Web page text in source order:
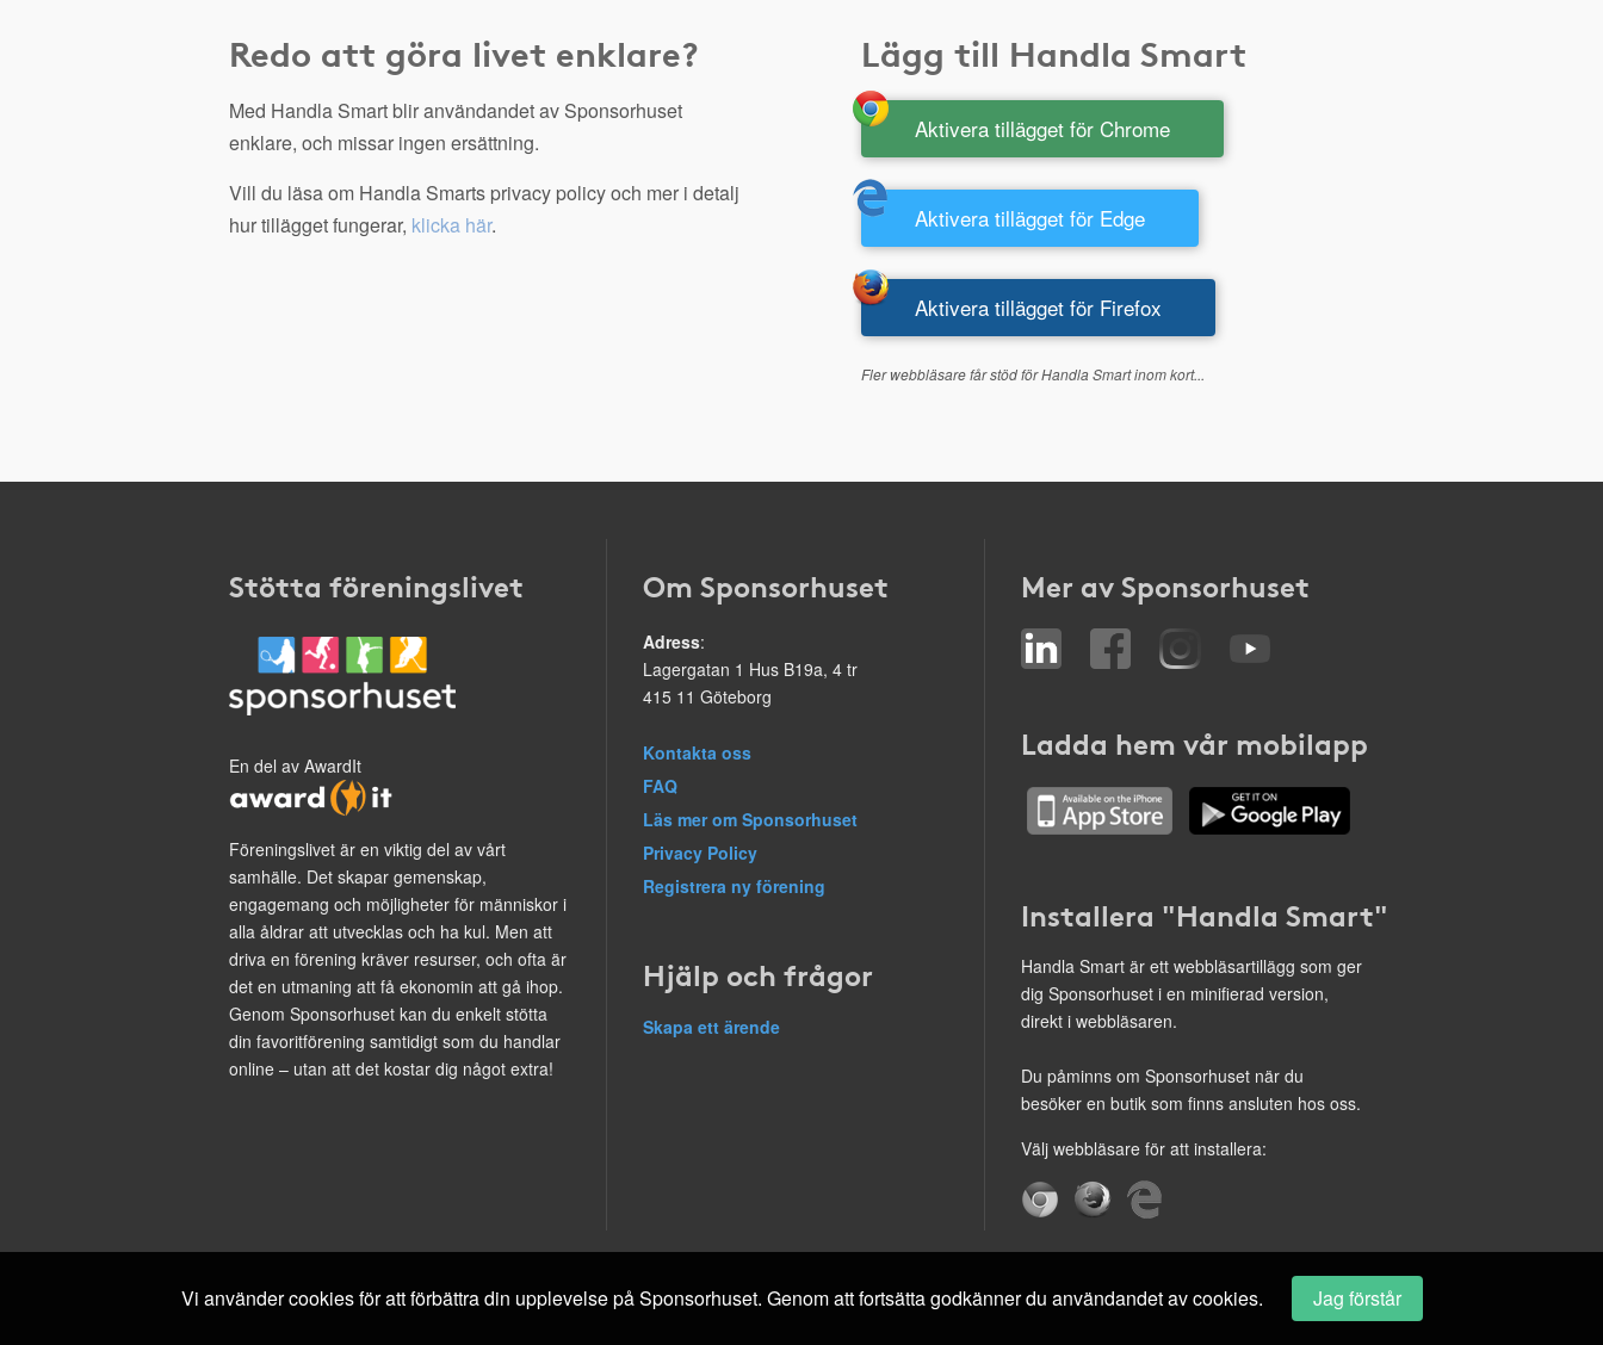
Redo att göra livet enklare?
Med Handla Smart blir användandet av Sponsorhuset
enklare, och missar ingen ersättning.
Vill du läsa om Handla Smarts privacy policy och mer i detalj
hur tillägget fungerar, klicka här.
Lägg till Handla Smart
Aktivera tillägget för Chrome
Aktivera tillägget för Edge
Aktivera tillägget för Firefox
Fler webbläsare får stöd för Handla Smart inom kort...
Stötta föreningslivet
En del av AwardIt
Föreningslivet är en viktig del av vårt
samhälle. Det skapar gemenskap,
engagemang och möjligheter för människor i
alla åldrar att utvecklas och ha kul. Men att
driva en förening kräver resurser, och ofta är
det en utmaning att få ekonomin att gå ihop.
Genom Sponsorhuset kan du enkelt stötta
din favoritförening samtidigt som du handlar
online – utan att det kostar dig något extra!
Om Sponsorhuset
Adress:
Lagergatan 1 Hus B19a, 4 tr
415 11 Göteborg
Kontakta oss
FAQ
Läs mer om Sponsorhuset
Privacy Policy
Registrera ny förening
Hjälp och frågor
Skapa ett ärende
Mer av Sponsorhuset
Ladda hem vår mobilapp
Installera "Handla Smart"
Handla Smart är ett webbläsartillägg som ger
dig Sponsorhuset i en minifierad version,
direkt i webbläsaren.
Du påminns om Sponsorhuset när du
besöker en butik som finns ansluten hos oss.
Välj webbläsare för att installera:
Vi använder cookies för att förbättra din upplevelse på Sponsorhuset. Genom att fortsätta godkänner du användandet av cookies. Jag förstår